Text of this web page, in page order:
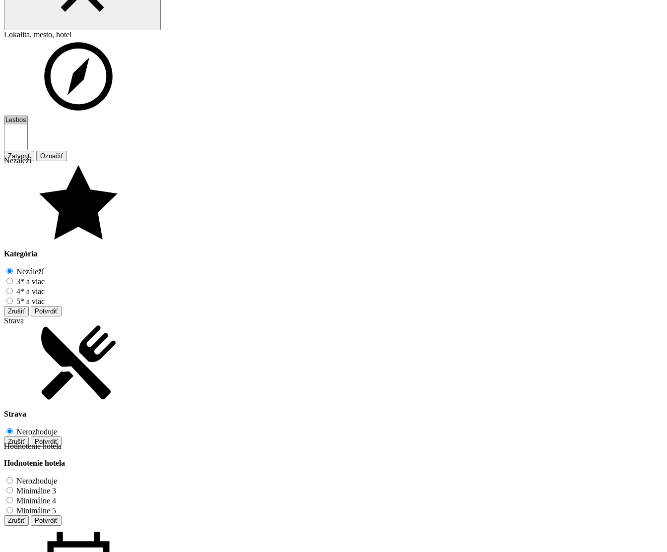
Lokalita, mesto, hotel
Zatvoriť Označiť
Nezáleží
Kategória
Nezáleží
3* a viac
4* a viac
5* a viac
Zrušiť Potvrdiť
Strava
Strava
Nerozhoduje
Zrušiť Potvrdiť
Hodnotenie hotela
Hodnotenie hotela
Nerozhoduje
Minimálne 3
Minimálne 4
Minimálne 5
Zrušiť Potvrdiť